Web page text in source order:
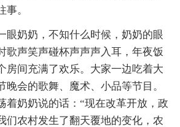
事。
眼奶奶，不知什么时候，奶奶的眼
歌声笑声碰杯声声声入耳，年夜饭
房间充满了欢乐。大家一边吃着大
晚会的歌舞、魔术、小品等节目。
着奶奶说的话：“现在改革开放，政
们农村发生了翻天覆地的变化，农